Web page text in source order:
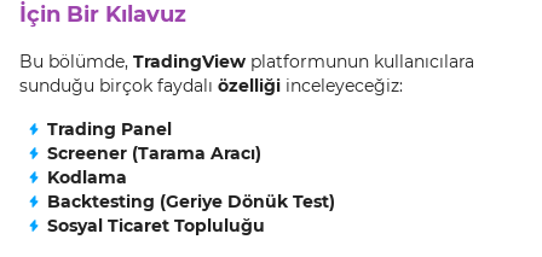
İçin Bir Kılavuz
Bu bölümde, TradingView platformunun kullanıcılara
sunduğu birçok faydalı özelliği inceleyeceğiz:
Trading Panel
Screener (Tarama Aracı)
Kodlama
Backtesting (Geriye Dönük Test)
Sosyal Ticaret Topluluğu